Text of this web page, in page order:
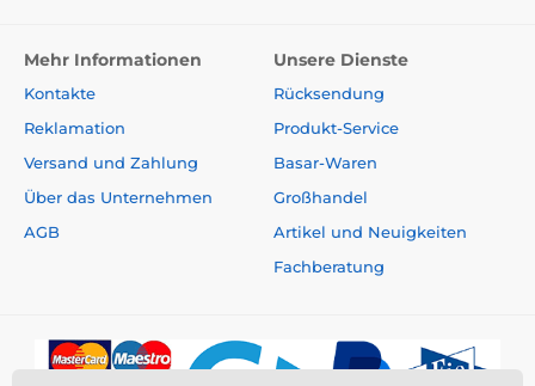
Mehr Informationen
Kontakte
Reklamation
Versand und Zahlung
Über das Unternehmen
AGB
Unsere Dienste
Rücksendung
Produkt-Service
Basar-Waren
Großhandel
Artikel und Neuigkeiten
Fachberatung